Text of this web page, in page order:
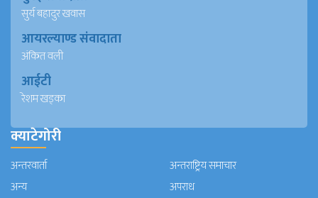
सुर्य बहादुर खवास
आयरल्याण्ड संवादाता
अंकित वली
आईटी
रेशम खड्का
क्याटेगोरी
अन्तरवार्ता
अन्तराष्ट्रिय समाचार
अन्य
अपराध